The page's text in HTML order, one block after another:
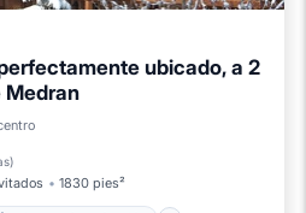
ubicado, a 2
Medran
)
1830 pies²